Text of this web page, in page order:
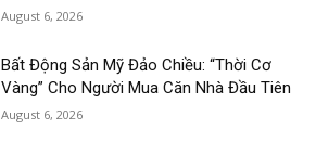
August 6, 2026
Bất Động Sản Mỹ Đảo Chiều: “Thời Cơ
Vàng” Cho Người Mua Căn Nhà Đầu Tiên
August 6, 2026